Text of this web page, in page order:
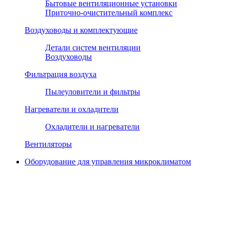
Бытовые вентиляционные установки
Приточно-очистительный комплекс
Воздуховоды и комплектующие
Детали систем вентиляции
Воздуховоды
Фильтрация воздуха
Пылеуловители и фильтры
Нагреватели и охладители
Охладители и нагреватели
Вентиляторы
Оборудование для управления микроклиматом